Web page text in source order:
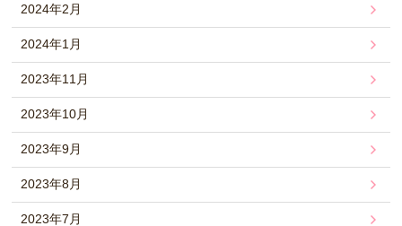
2024年2月
2024年1月
2023年11月
2023年10月
2023年9月
2023年8月
2023年7月